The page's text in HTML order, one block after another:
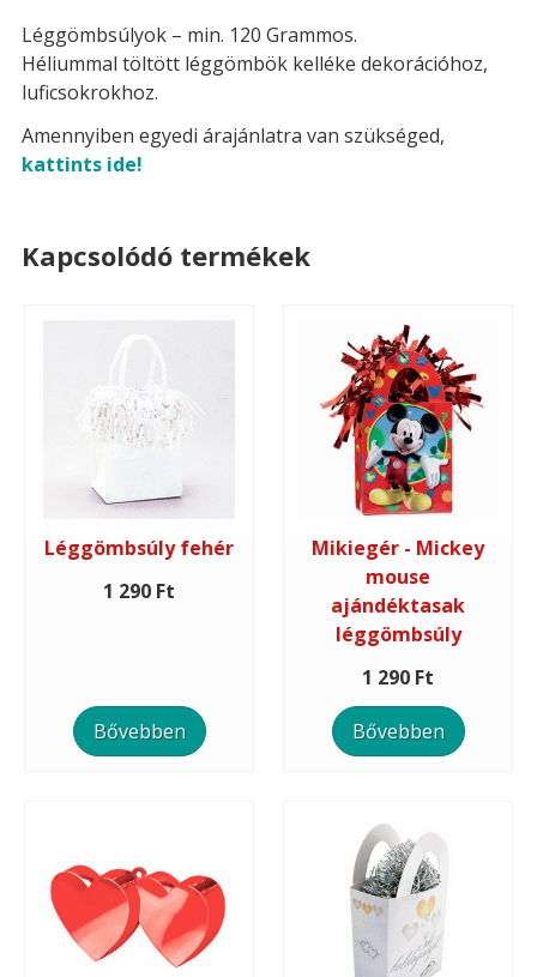
Léggömbsúlyok – min. 120 Grammos.
Héliummal töltött léggömbök kelléke dekorációhoz,
luficsokrokhoz.
Amennyiben egyedi árajánlatra van szükséged,
kattints ide!
Kapcsolódó termékek
Léggömbsúly fehér
1 290 Ft
Bővebben
Mikiegér - Mickey
mouse
ajándéktasak
léggömbsúly
1 290 Ft
Bővebben